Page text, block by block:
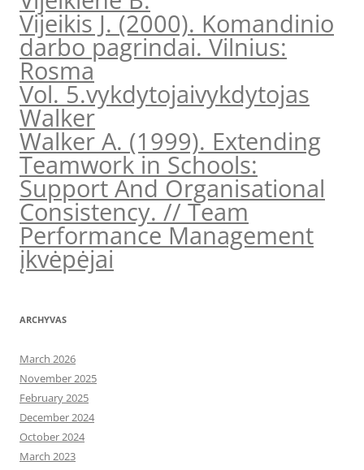
Vijeikis J. (2000). Komandinio
darbo pagrindai. Vilnius:
Rosma
Vol. 5.vykdytojaivykdytojas
Walker
Walker A. (1999). Extending
Teamwork in Schools:
Support And Organisational
Consistency. // Team
Performance Management
įkvėpėjai
ARCHYVAS
March 2026
November 2025
February 2025
December 2024
October 2024
March 2023